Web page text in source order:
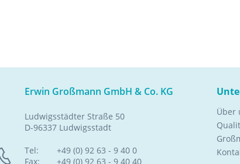
Erwin Großmann GmbH & Co. KG
Ludwigsstädter Straße 50
D-96337 Ludwigsstadt
Tel:
Fax:
+49 (0) 92 63 - 9 40 0
+49 (0) 92 63 - 9 40 40
Über